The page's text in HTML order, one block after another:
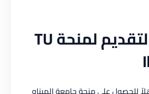
شروط التقديم لمنحة TU
للحصول على منحة جامعة إلميناو